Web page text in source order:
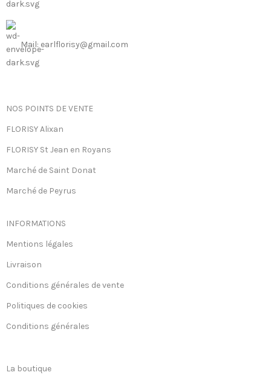
Mail: earlflorisy@gmail.com
NOS POINTS DE VENTE
FLORISY Alixan
FLORISY St Jean en Royans
Marché de Saint Donat
Marché de Peyrus
INFORMATIONS
Mentions légales
Livraison
Conditions générales de vente
Politiques de cookies
Conditions générales
La boutique